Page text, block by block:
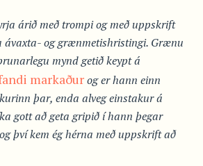
árið með trompi og með uppskrift
ávaxta- og grænmetishristingi. Grænu
mynd getið keypt á
markaðurog er hann einn
þar, enda alveg einstakur á
gott að geta gripið í hann þegar
því kem ég hérna með uppskrift að